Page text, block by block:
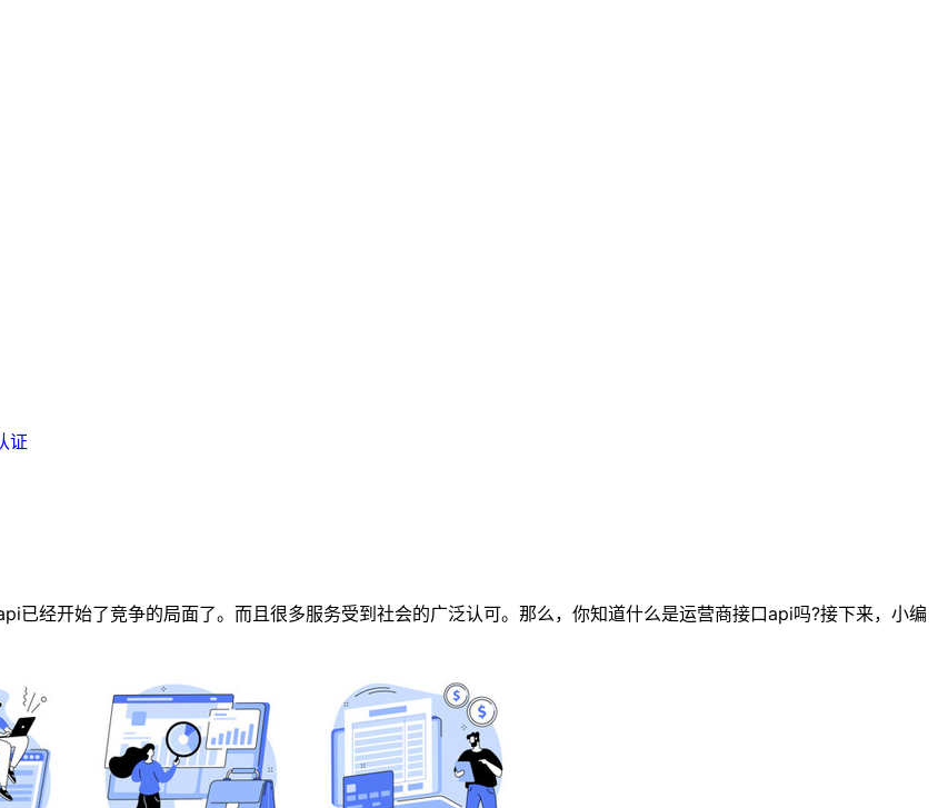
证
经开始了竞争的局面了。而且很多服务受到社会的广泛认可。那么，你知道什么是运营商接口api吗?接下来，小编